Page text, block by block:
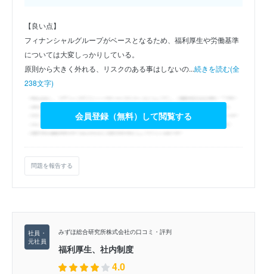
【良い点】
フィナンシャルグループがベースとなるため、福利厚生や労働基準
については大変しっかりしている。
原則から大きく外れる、リスクのある事はしないの...続きを読む(全
238文字)
会員登録（無料）して閲覧する
問題を報告する
みずほ総合研究所株式会社の口コミ・評判
福利厚生、社内制度
4.0